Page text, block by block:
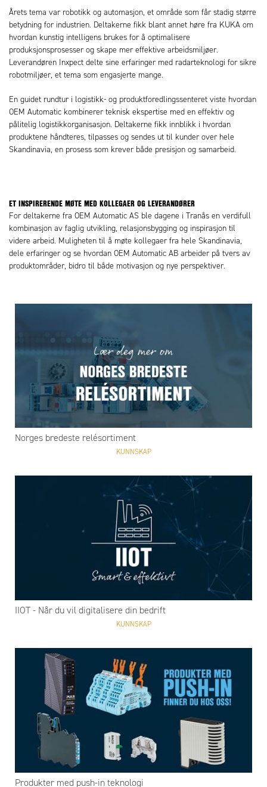
Årets tema var robotikk og automasjon, et område som får stadig større
betydning for industrien. Deltakerne fikk blant annet høre fra KUKA om
hvordan kunstig intelligens brukes for å optimalisere
produksjonsprosesser og skape mer effektive arbeidsmiljøer.
Leverandøren Inxpect delte sine erfaringer med radarteknologi for sikre
robotmiljøer, et tema som engasjerte mange.
En guidet rundtur i logistikk- og produktforedlingssenteret viste hvordan
OEM Automatic kombinerer teknisk ekspertise med en effektiv og
pålitelig logistikkorganisasjon. Deltakerne fikk innblikk i hvordan
produktene håndteres, tilpasses og sendes ut til kunder over hele
Skandinavia, en prosess som krever både presisjon og samarbeid.
ET INSPIRERENDE MØTE MED KOLLEGAER OG LEVERANDØRER
For deltakerne fra OEM Automatic AS ble dagene i Tranås en verdifull
kombinasjon av faglig utvikling, relasjonsbygging og inspirasjon til
videre arbeid. Muligheten til å møte kollegaer fra hele Skandinavia,
dele erfaringer og se hvordan OEM Automatic AB arbeider på tvers av
produktområder, bidro til både motivasjon og nye perspektiver.
Norges bredeste relésortiment
KUNNSKAP
IIOT - Når du vil digitalisere din bedrift
KUNNSKAP
Produkter med push-in teknologi